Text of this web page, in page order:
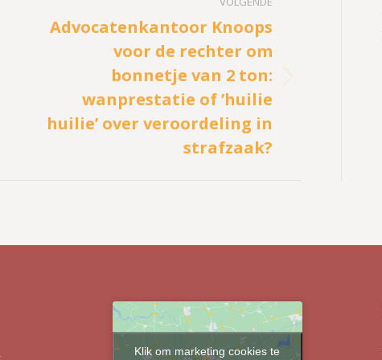
Advocatenkantoor Knoops
voor de rechter om
bonnetje van 2 ton:
wanprestatie of ’huilie
huilie’ over veroordeling in
strafzaak?
Klik om marketing cookies te